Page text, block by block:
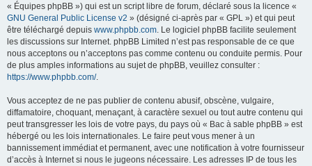
« Équipes phpBB ») qui est un script libre de forum, déclaré sous la licence «
GNU General Public License v2 » (désigné ci-après par « GPL ») et qui peut
être téléchargé depuis www.phpbb.com. Le logiciel phpBB facilite seulement
les discussions sur Internet. phpBB Limited n’est pas responsable de ce que
nous acceptons ou n’acceptons pas comme contenu ou conduite permis. Pour
de plus amples informations au sujet de phpBB, veuillez consulter :
https://www.phpbb.com/.
Vous acceptez de ne pas publier de contenu abusif, obscène, vulgaire,
diffamatoire, choquant, menaçant, à caractère sexuel ou tout autre contenu qui
peut transgresser les lois de votre pays, du pays où « Bac à sable phpBB » est
hébergé ou les lois internationales. Le faire peut vous mener à un
bannissement immédiat et permanent, avec une notification à votre fournisseur
d’accès à Internet si nous le jugeons nécessaire. Les adresses IP de tous les